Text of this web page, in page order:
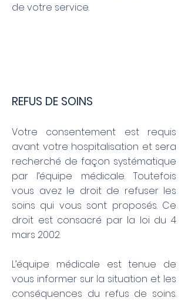
de votre service.
REFUS DE SOINS
Votre consentement est requis
avant votre hospitalisation et sera
recherché de façon systématique
par l’équipe médicale. Toutefois
vous avez le droit de refuser les
soins qui vous sont proposés. Ce
droit est consacré par la loi du 4
mars 2002.
L’équipe médicale est tenue de
vous informer sur la situation et les
conséquences du refus de soins.